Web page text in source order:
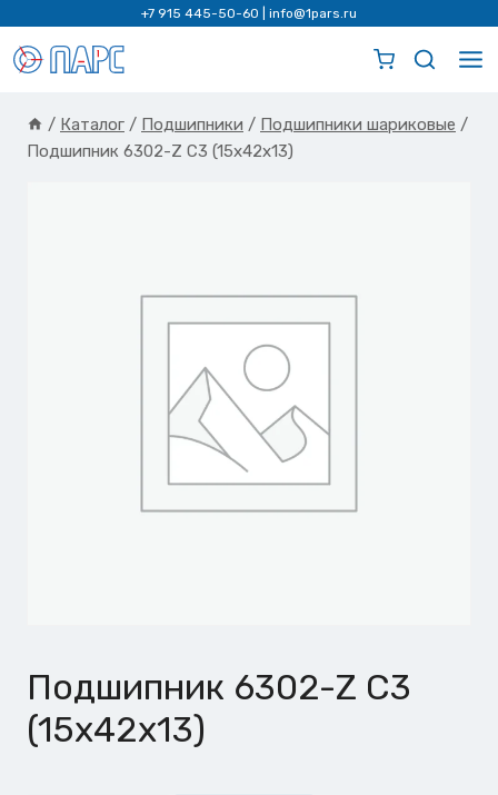
содержимому
+7 915 445-50-60 info@1pars.ru
/ Каталог / Подшипники / Подшипники шариковые /
Подшипник 6302-Z C3 (15x42x13)
Подшипник 6302-Z C3
(15x42x13)